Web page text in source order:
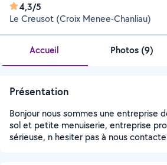
4,3/5
Le Creusot (Croix Menee-Chanliau)
Accueil Photos (9)
Présentation
Bonjour nous sommes une entreprise
sol et petite menuiserie, entreprise
sérieuse, n hesiter pas à nous